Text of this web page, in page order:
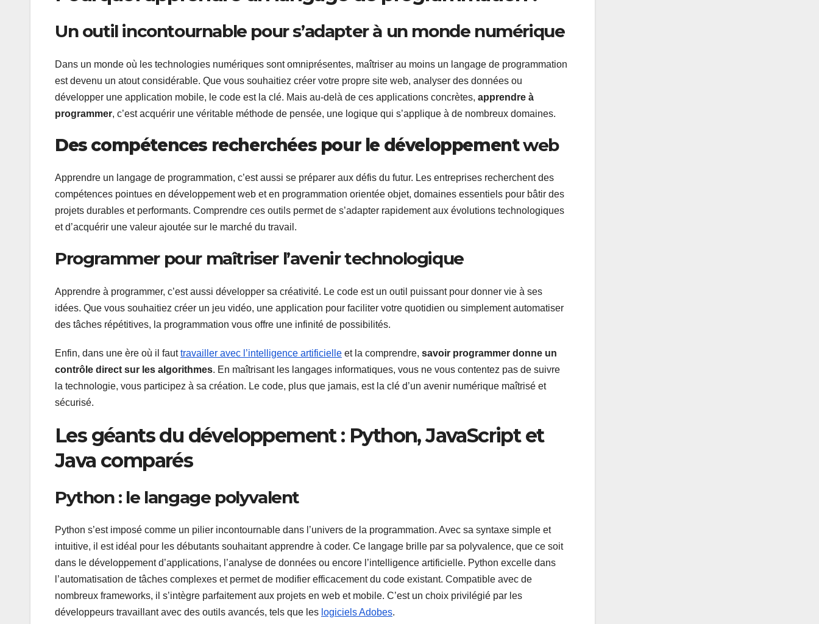
Un outil incontournable pour s’adapter à un monde numérique
Dans un monde où les technologies numériques sont omniprésentes, maîtriser au moins un langage de programmation
est devenu un atout considérable. Que vous souhaitiez créer votre propre site web, analyser des données ou
développer une application mobile, le code est la clé. Mais au-delà de ces applications concrètes, apprendre à
programmer, c’est acquérir une véritable méthode de pensée, une logique qui s’applique à de nombreux domaines.
Des compétences recherchées pour le développementweb
Apprendre un langage de programmation, c’est aussi se préparer aux défis du futur. Les entreprises recherchent des
compétences pointues en développement web et en programmation orientée objet, domaines essentiels pour bâtir des
projets durables et performants. Comprendre ces outils permet de s’adapter rapidement aux évolutions technologiques
et d’acquérir une valeur ajoutée sur le marché du travail.
Programmer pour maîtriser l’avenir technologique
Apprendre à programmer, c’est aussi développer sa créativité. Le code est un outil puissant pour donner vie à ses
idées. Que vous souhaitiez créer un jeu vidéo, une application pour faciliter votre quotidien ou simplement automatiser
des tâches répétitives, la programmation vous offre une infinité de possibilités.
Enfin, dans une ère où il fauttravailler avec l’intelligence artificielle et la comprendre, savoir programmer donne un
contrôle direct sur les algorithmes. En maîtrisant les langages informatiques, vous ne vous contentez pas de suivre
la technologie, vous participez à sa création. Le code, plus que jamais, est la clé d’un avenir numérique maîtrisé et
sécurisé.
Les géants du développement : Python, JavaScript et
Java comparés
Python : le langage polyvalent
Python s’est imposé comme un pilier incontournable dans l’univers de la programmation. Avec sa syntaxe simple et
intuitive, il est idéal pour les débutants souhaitant apprendre à coder. Ce langage brille par sa polyvalence, que ce soit
dans le développement d’applications, l’analyse de données ou encore l’intelligence artificielle. Python excelle dans
l’automatisation de tâches complexes et permet de modifier efficacement du code existant. Compatible avec de
nombreux frameworks, il s’intègre parfaitement aux projets en web et mobile. C’est un choix privilégié par les
développeurs travaillant avec des outils avancés, tels que les logiciels Adobes.